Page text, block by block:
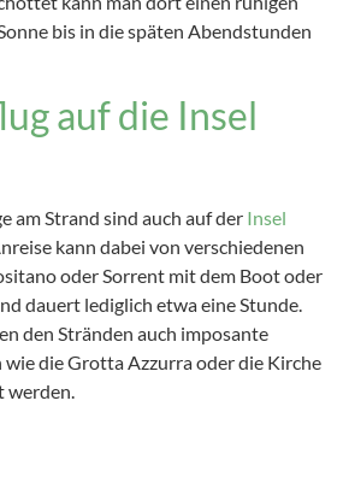
bis in die späten Abendstunden
auf die Insel
am Strand sind auch auf der Insel
kann dabei von verschiedenen
oder Sorrent mit dem Boot oder
dauert lediglich etwa eine Stunde.
den Stränden auch imposante
die Grotta Azzurra oder die Kirche
werden.